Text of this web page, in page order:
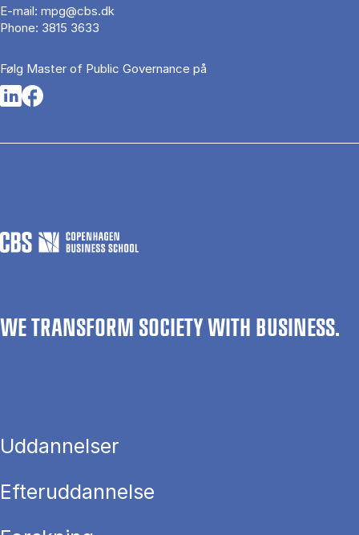
E-mail: mpg@cbs.dk
Phone: 3815 3633
Følg Master of Public Governance på
Opens in a new tab
Opens in a new tab
WE TRANSFORM SOCIETY WITH BUSINESS.
Uddannelser
Efteruddannelse